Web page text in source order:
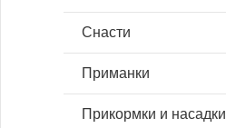
Снасти
Приманки
Прикормки и насадки